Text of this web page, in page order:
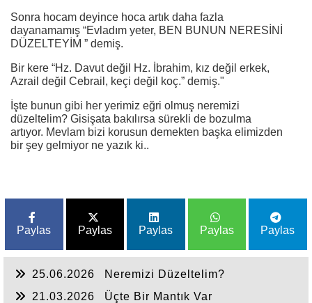
Sonra hocam deyince hoca artık daha fazla
dayanamamış “Evladım yeter, BEN BUNUN NERESİNİ
DÜZELTEYİM ” demiş.
Bir kere “Hz. Davut değil Hz. İbrahim, kız değil erkek,
Azrail değil Cebrail, keçi değil koç.” demiş."
İşte bunun gibi her yerimiz eğri olmuş neremizi
düzeltelim? Gisişata bakılırsa sürekli de bozulma
artıyor. Mevlam bizi korusun demekten başka elimizden
bir şey gelmiyor ne yazık ki..
Paylas Paylas Paylas Paylas Paylas
25.06.2026
Neremizi Düzeltelim?
21.03.2026
Üçte Bir Mantık Var